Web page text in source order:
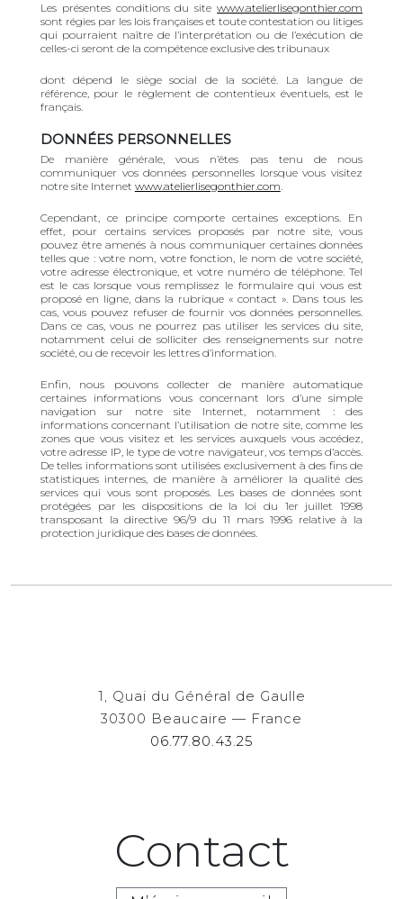
Les présentes conditions du sitewww.atelierlisegonthier.com
sont régies par les lois françaises et toute contestation ou litiges
qui pourraient naître de l’interprétation ou de l’exécution de
celles-ci seront de la compétence exclusive des tribunaux
dont dépend le siège social de la société. La langue de
référence, pour le règlement de contentieux éventuels, est le
français.
DONNÉES PERSONNELLES
De manière générale, vous n’êtes pas tenu de nous
communiquer vos données personnelles lorsque vous visitez
notre site Internet www.atelierlisegonthier.com.
Cependant, ce principe comporte certaines exceptions. En
effet, pour certains services proposés par notre site, vous
pouvez être amenés à nous communiquer certaines données
telles que : votre nom, votre fonction, le nom de votre société,
votre adresse électronique, et votre numéro de téléphone. Tel
est le cas lorsque vous remplissez le formulaire qui vous est
proposé en ligne, dans la rubrique « contact ». Dans tous les
cas, vous pouvez refuser de fournir vos données personnelles.
Dans ce cas, vous ne pourrez pas utiliser les services du site,
notamment celui de solliciter des renseignements sur notre
société, ou de recevoir les lettres d’information.
Enfin, nous pouvons collecter de manière automatique
certaines informations vous concernant lors d’une simple
navigation sur notre site Internet, notamment : des
informations concernant l’utilisation de notre site, comme les
zones que vous visitez et les services auxquels vous accédez,
votre adresse IP, le type de votre navigateur, vos temps d’accès.
De telles informations sont utilisées exclusivement à des fins de
statistiques internes, de manière à améliorer la qualité des
services qui vous sont proposés. Les bases de données sont
protégées par les dispositions de la loi du 1er juillet 1998
transposant la directive 96/9 du 11 mars 1996 relative à la
protection juridique des bases de données.
1, Quai du Général de Gaulle
30300 Beaucaire — France
06.77.80.43.25
Contact